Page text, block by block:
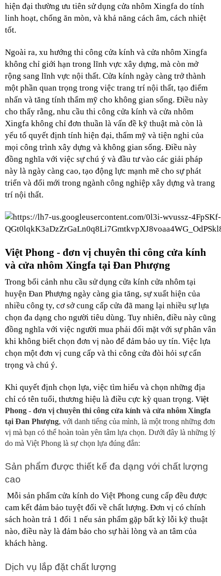
hiện đại thường ưu tiên sử dụng cửa nhôm Xingfa do tính
linh hoạt, chống ăn mòn, và khả năng cách âm, cách nhiệt
tốt.
Ngoài ra, xu hướng thi công cửa kính và cửa nhôm Xingfa
không chỉ giới hạn trong lĩnh vực xây dựng, mà còn mở
rộng sang lĩnh vực nội thất. Cửa kính ngày càng trở thành
một phần quan trọng trong việc trang trí nội thất, tạo điểm
nhấn và tăng tính thẩm mỹ cho không gian sống. Điều này
cho thấy rằng, nhu cầu thi công cửa kính và cửa nhôm
Xingfa không chỉ đơn thuần là vấn đề kỹ thuật mà còn là
yếu tố quyết định tính hiện đại, thẩm mỹ và tiện nghi của
mọi công trình xây dựng và không gian sống. Điều này
đồng nghĩa với việc sự chú ý và đầu tư vào các giải pháp
này là ngày càng cao, tạo động lực mạnh mẽ cho sự phát
triển và đổi mới trong ngành công nghiệp xây dựng và trang
trí nội thất.
Việt Phong - đơn vị chuyên thi công cửa kính
và cửa nhôm Xingfa tại Đan Phượng
Trong bối cảnh nhu cầu sử dụng cửa kính cửa nhôm tại
huyện Đan Phượng ngày càng gia tăng, sự xuất hiện của
nhiều công ty, cơ sở cung cấp cửa đã mang lại nhiều sự lựa
chọn đa dạng cho người tiêu dùng. Tuy nhiên, điều này cũng
đồng nghĩa với việc người mua phải đối mặt với sự phân vân
khi không biết chọn đơn vị nào để đảm bảo uy tín. Việc lựa
chọn một đơn vị cung cấp và thi công cửa đòi hỏi sự cẩn
trọng và chú ý.
Khi quyết định chọn lựa, việc tìm hiểu và chọn những địa
chỉ có tên tuổi, thương hiệu là điều cực kỳ quan trọng. Việt
Phong - đơn vị chuyên thi công cửa kính và cửa nhôm Xingfa
tại Đan Phượng, với danh tiếng của mình, là một trong những đơn
vị mà bạn có thể hoàn toàn yên tâm lựa chọn. Dưới đây là những lý
do mà Việt Phong là sự chọn lựa đúng đắn:
Sản phẩm được thiết kế đa dạng với chất lượng
cao
Mỗi sản phẩm cửa kính do Việt Phong cung cấp đều được
cam kết đảm bảo tuyệt đối về chất lượng. Đơn vị có chính
sách hoàn trả 1 đổi 1 nếu sản phẩm gặp bất kỳ lỗi kỹ thuật
nào, điều này là đảm bảo cho sự hài lòng và an tâm của
khách hàng.
Dịch vụ lắp đặt chất lượng